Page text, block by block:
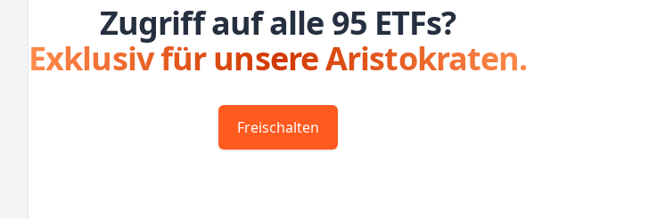
Zugriff auf alle 95 ETFs?
Exklusiv für unsere Aristokraten.
Freischalten